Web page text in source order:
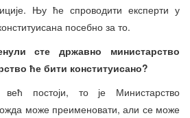
Њу ће спроводити експерти у
посебно за то.
сте државно министарство
ће бити конституисано?
постоји, то је Министарство
може преименовати, али се може